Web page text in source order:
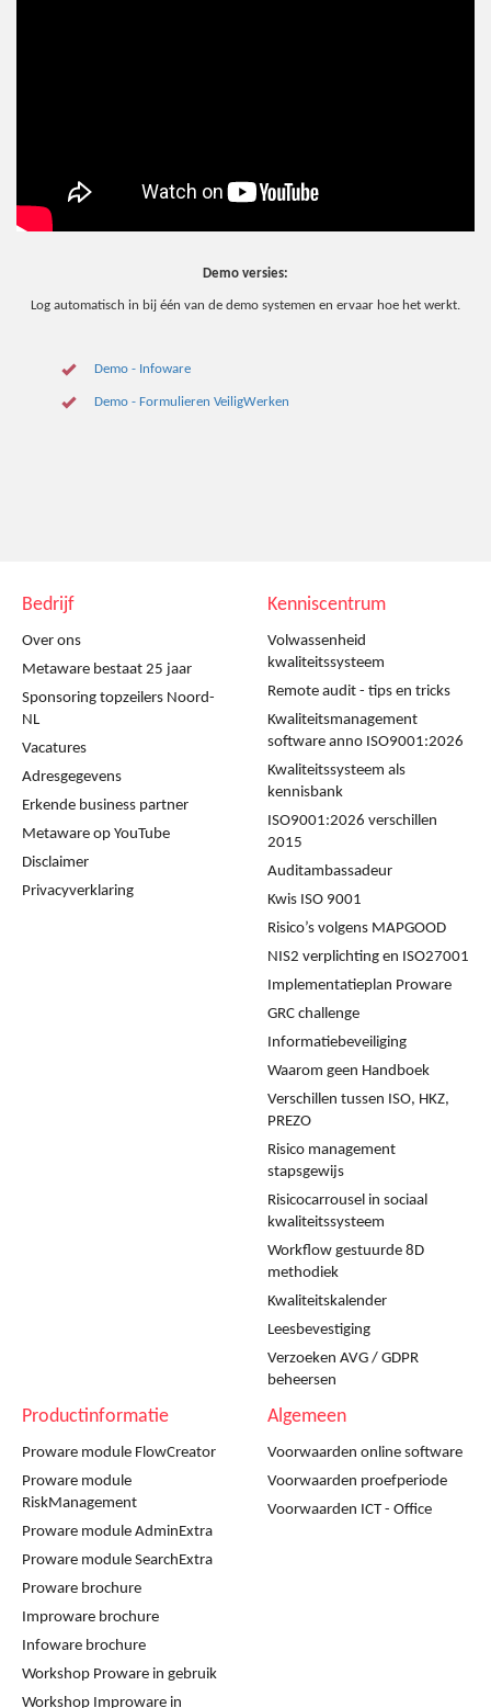
Demo versies:
Log automatisch in bij één van de demo systemen en ervaar hoe het werkt.
Demo - Infoware
Demo - Formulieren VeiligWerken
Bedrijf
Over ons
Metaware bestaat 25 jaar
Sponsoring topzeilers Noord-
NL
Vacatures
Adresgegevens
Erkende business partner
Metaware op YouTube
Disclaimer
Privacyverklaring
Kenniscentrum
Volwassenheid
kwaliteitssysteem
Remote audit - tips en tricks
Kwaliteitsmanagement
software anno ISO9001:2026
Kwaliteitssysteem als
kennisbank
ISO9001:2026 verschillen
2015
Auditambassadeur
Kwis ISO 9001
Risico’s volgens MAPGOOD
NIS2 verplichting en ISO27001
Implementatieplan Proware
GRC challenge
Informatiebeveiliging
Waarom geen Handboek
Verschillen tussen ISO, HKZ,
PREZO
Risico management
stapsgewijs
Risicocarrousel in sociaal
kwaliteitssysteem
Workflow gestuurde 8D
methodiek
Kwaliteitskalender
Leesbevestiging
Verzoeken AVG / GDPR
beheersen
Productinformatie
Proware module FlowCreator
Proware module
RiskManagement
Proware module AdminExtra
Proware module SearchExtra
Proware brochure
Improware brochure
Infoware brochure
Workshop Proware in gebruik
Workshop Improware in
Algemeen
Voorwaarden online software
Voorwaarden proefperiode
Voorwaarden ICT - Office